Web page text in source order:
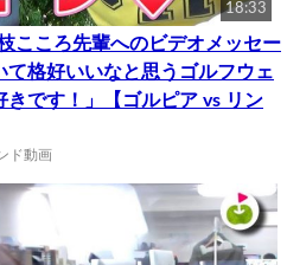
18:33
こころ先輩へのビデオメッセー
格好いいなと思うゴルフウェ
です！」【ゴルピア vs リン
ド動画